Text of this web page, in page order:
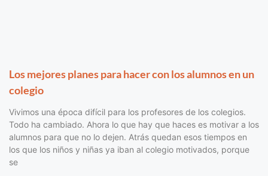
Los mejores planes para hacer con los alumnos en un
colegio
Vivimos una época difícil para los profesores de los colegios.
Todo ha cambiado. Ahora lo que hay que haces es motivar a los
alumnos para que no lo dejen. Atrás quedan esos tiempos en
los que los niños y niñas ya iban al colegio motivados, porque
se